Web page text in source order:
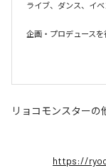
ライブ、ダンス、イ
企画・プロデュースを
リョコモンスターの
https://